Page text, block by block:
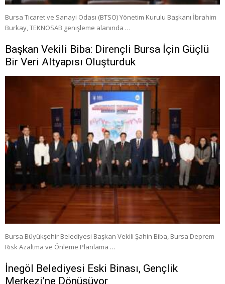
Bursa Ticaret ve Sanayi Odası (BTSO) Yönetim Kurulu Başkanı İbrahim
Burkay, TEKNOSAB genişleme alanında …
Başkan Vekili Biba: Dirençli Bursa İçin Güçlü
Bir Veri Altyapısı Oluşturduk
Bursa Büyükşehir Belediyesi Başkan Vekili Şahin Biba, Bursa Deprem
Risk Azaltma ve Önleme Planlama …
İnegöl Belediyesi Eski Binası, Gençlik
Merkezi’ne Dönüşüyor